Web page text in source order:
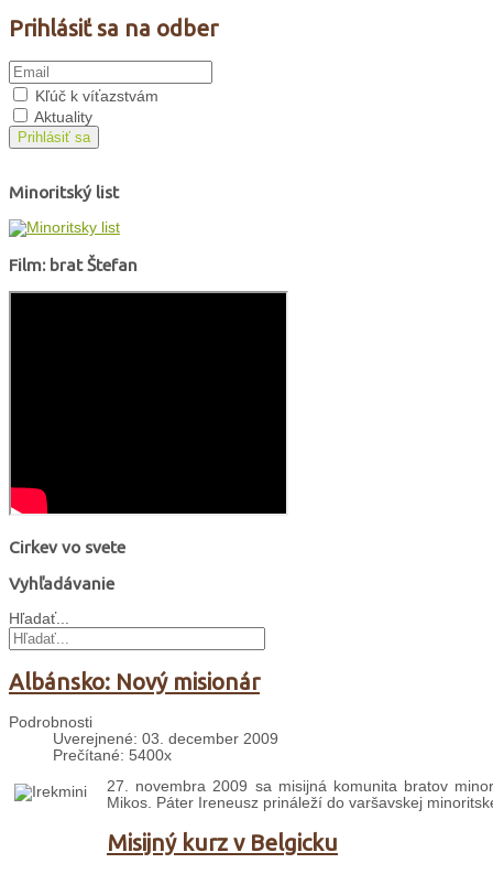
Prihlásiť sa na odber
Kľúč k víťazstvám
Aktuality
Prihlásiť sa
Minoritský list
Film: brat Štefan
Cirkev vo svete
Vyhľadávanie
Hľadať...
Albánsko: Nový misionár
Podrobnosti
Uverejnené: 03. december 2009
Prečítané: 5400x
27. novembra 2009 sa misijná komunita bratov
Mikos. Páter Ireneusz prináleží do varšavskej
Misijný kurz v Belgicku